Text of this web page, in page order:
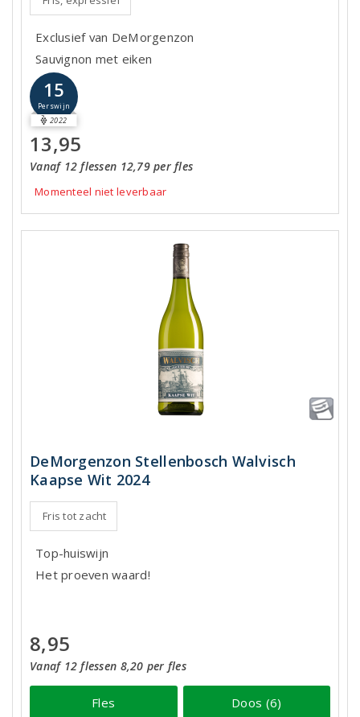
Exclusief van DeMorgenzon
Sauvignon met eiken
15
Perswijn
2022
13,95
Vanaf 12 flessen 12,79 per fles
Momenteel niet leverbaar
DeMorgenzon Stellenbosch Walvisch
Kaapse Wit 2024
Fris tot zacht
Top-huiswijn
Het proeven waard!
8,95
Vanaf 12 flessen 8,20 per fles
Fles Doos (6)